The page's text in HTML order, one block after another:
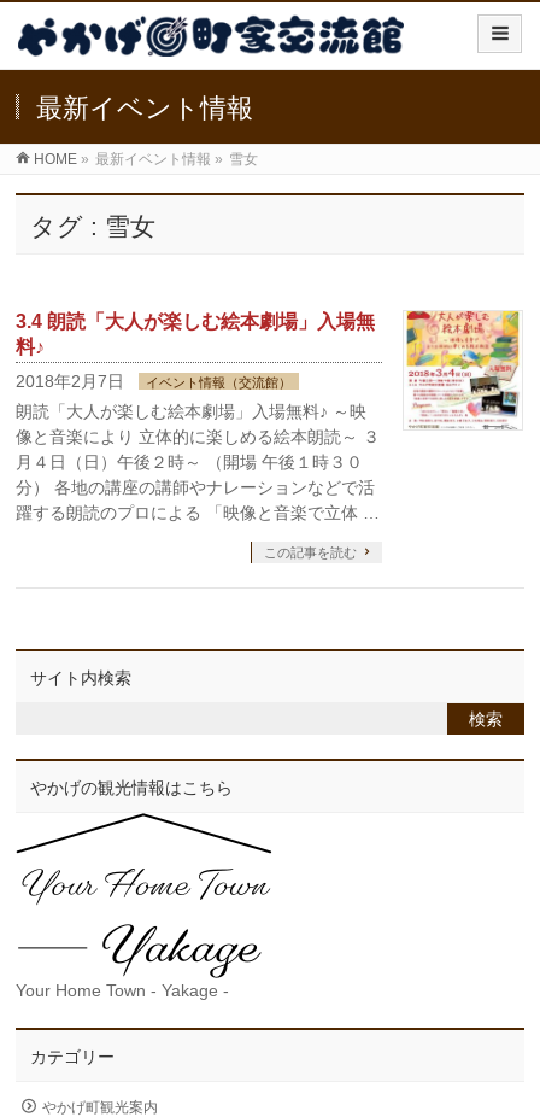
最新イベント情報
HOME » 最新イベント情報 » 雪女
タグ : 雪女
3.4 朗読「大人が楽しむ絵本劇場」入場無
料♪
2018年2月7日 イベント情報（交流館）
朗読「大人が楽しむ絵本劇場」入場無料♪ ～映
像と音楽により 立体的に楽しめる絵本朗読～ ３
月４日（日）午後２時～ （開場 午後１時３０
分） 各地の講座の講師やナレーションなどで活
躍する朗読のプロによる 「映像と音楽で立体 …
この記事を読む
サイト内検索
やかげの観光情報はこちら
Your Home Town - Yakage -
カテゴリー
やかげ町観光案内